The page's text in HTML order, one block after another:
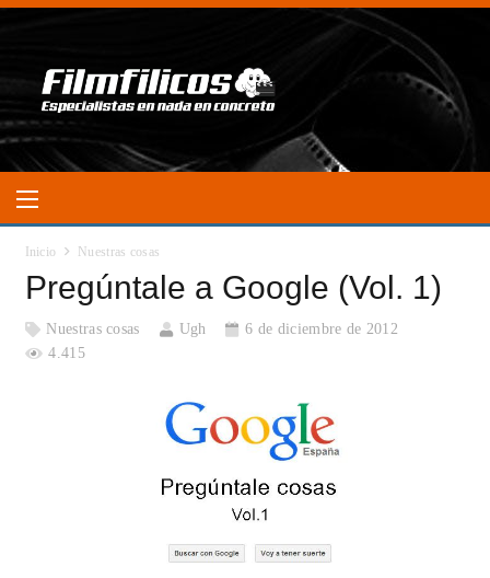
Inicio Nuestras cosas
Pregúntale a Google (Vol. 1)
Nuestras cosas Ugh
6 de diciembre de 2012
4.415